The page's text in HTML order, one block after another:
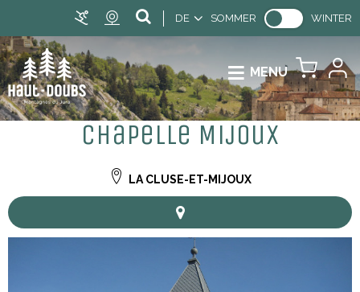
DE SOMMER WINTER
MENU
Chapelle Mijoux
LA CLUSE-ET-MIJOUX